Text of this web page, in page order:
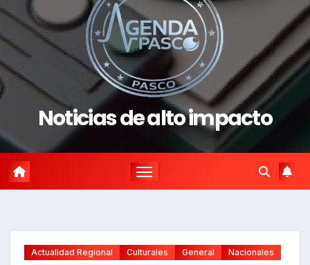
Noticias de alto impacto
Actualidad Regional Culturales General Nacionales